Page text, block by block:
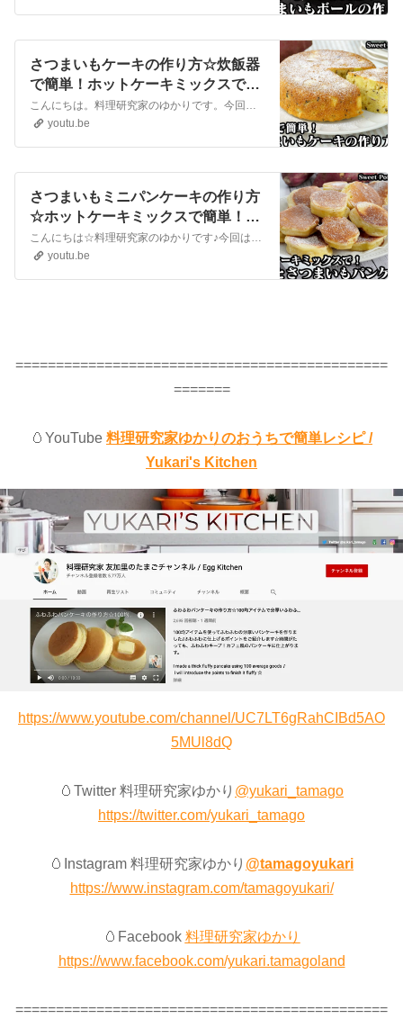
make Sweet Potato Ball【料理研究
さつまいもケーキの作り方☆炊飯器
で簡単！ホットケーキミックスで手
軽に作れる♪さつまいもがたっぷり
入った簡単ケーキレシピ☆-How to
make Sweet Potato Cake【料理研
こんにちは。料理研究家のゆかりです。今回は、さつまいもケーキを作りました☆炊飯器で簡単！ホットケーキミックスで手軽に作れます☆ゴロっとしたさつまいもがたっぷり入ったしっとり美味しいケーキです。はちみつの甘さが効いて絶品！とても美味しいので、ぜひ作ってみてください。hello. This is Yukari, a ...
youtu.be
さつまいもミニパンケーキの作り方
☆ホットケーキミックスで簡単！ゴ
ロっとさつまいもが入った一口サイ
ズのパンケーキ♪-How to make
Sweet Potato Pancake-【料理研究
こんにちは☆料理研究家のゆかりです♪今回は、さつまいもパンケーキを作りました☆ホットケーキミックスで簡単！さつまいもがゴロっと入って食べ応え抜群！一口サイズの可愛いパンケーキです。とても美味しいので、ぜひ作ってみてください♪Hello☆I'm Yukari, a culinary researcher♪This ...
youtu.be
==============================================
=======
🥚YouTube 料理研究家ゆかりのおうちで簡単レシピ /
Yukari's Kitchen
https://www.youtube.com/channel/UC7LT6gRahCIBd5AO
5MUl8dQ
🥚Twitter 料理研究家ゆかり @yukari_tamago
https://twitter.com/yukari_tamago
🥚Instagram 料理研究家ゆかり @tamagoyukari
https://www.instagram.com/tamagoyukari/
🥚Facebook 料理研究家ゆかり
https://www.facebook.com/yukari.tamagoland
==============================================